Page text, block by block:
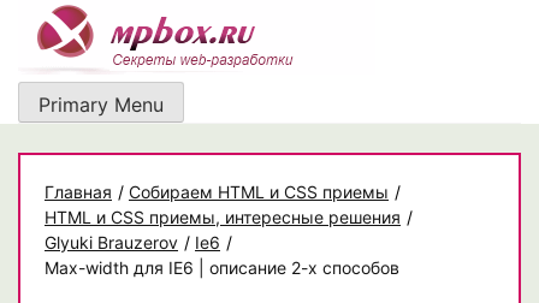
content
Primary Menu
Главная / Собираем HTML и CSS приемы /
HTML и CSS приемы, интересные решения /
Glyuki Brauzerov / Ie6 /
Max-width для IE6 | описание 2-х способов